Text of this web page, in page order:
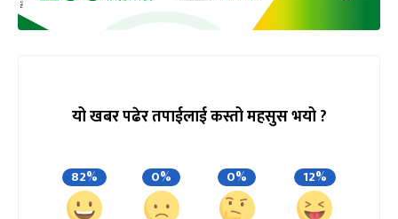
यो खबर पढेर तपाईलाई कस्तो महसुस भयो ?
82% 0% 0% 12%